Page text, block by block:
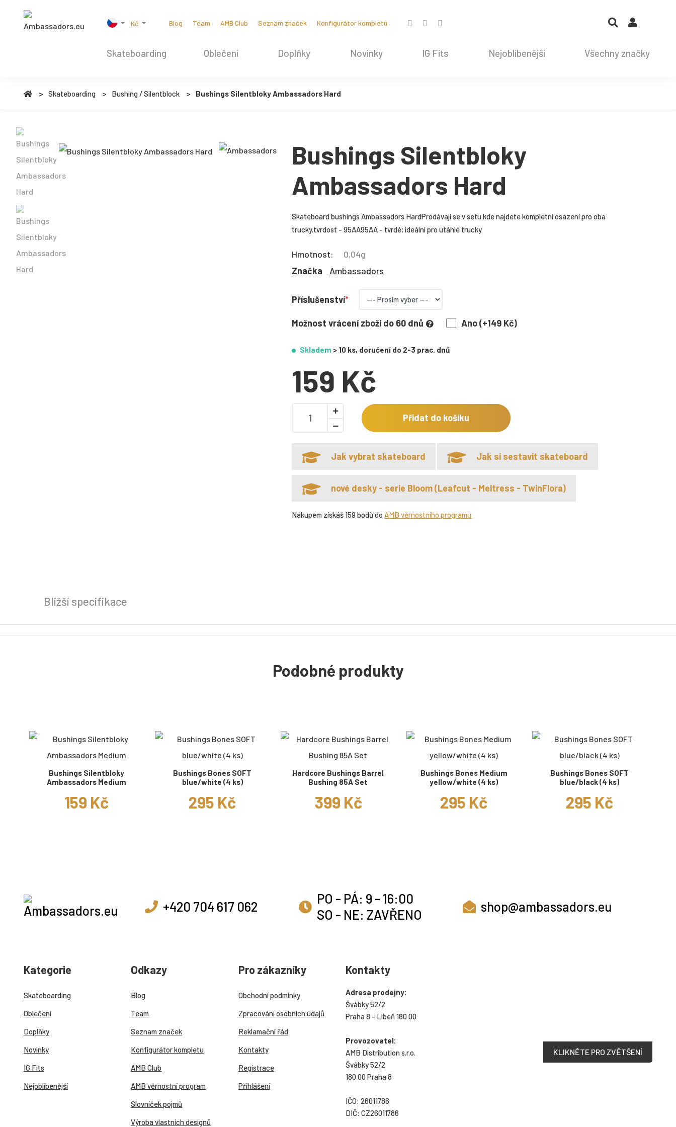
Kč Blog Team AMB Club Seznam značek Konfigurátor kompletu
Skateboarding Oblečení Doplňky Novinky IG Fits Nejoblíbenější Všechny značky
Skateboarding Bushing / Silentblock Bushings Silentbloky Ambassadors Hard
Bushings Silentbloky
Ambassadors Hard
Skateboard bushings Ambassadors HardProdávají se v setu kde najdete kompletní osazení pro oba
trucky.tvrdost - 95AA95AA - tvrdé; ideální pro utáhlé trucky
Hmotnost:
0,04g
Značka
Ambassadors
Příslušenství
Možnost vrácení zboží do 60 dnů Ano (+149 Kč)
Skladem > 10 ks, doručení do 2-3 prac. dnů
159 Kč
Přidat do košíku
Jak vybrat skateboard Jak si sestavit skateboard
nové desky - serie Bloom (Leafcut - Meltress - TwinFlora)
Nákupem získáš 159 bodů do AMB věrnostního programu
Bližší specifikace
Podobné produkty
Bushings Silentbloky
Ambassadors Medium
159 Kč
Bushings Bones SOFT
blue/white (4 ks)
295 Kč
Hardcore Bushings Barrel
Bushing 85A Set
399 Kč
Bushings Bones Medium
yellow/white (4 ks)
295 Kč
Bushings Bones SOFT
blue/black (4 ks)
295 Kč
+420 704 617 062
PO - PÁ: 9 - 16:00
SO - NE: ZAVŘENO
shop@ambassadors.eu
Kategorie
Skateboarding
Oblečení
Doplňky
Novinky
IG Fits
Nejoblíbenější
Odkazy
Blog
Team
Seznam značek
Konfigurátor kompletu
AMB Club
AMB věrnostní program
Slovníček pojmů
Výroba vlastních designů
Pro zákazníky
Obchodní podmínky
Zpracování osobních údajů
Reklamační řád
Kontakty
Registrace
Přihlášení
Kontakty
Adresa prodejny:
Švábky 52/2
Praha 8 - Libeň 180 00
Provozovatel:
AMB Distribution s.r.o.
Švábky 52/2
180 00 Praha 8
IČO: 26011786
DIČ: CZ26011786
KLIKNĚTE PRO ZVĚTŠENÍ